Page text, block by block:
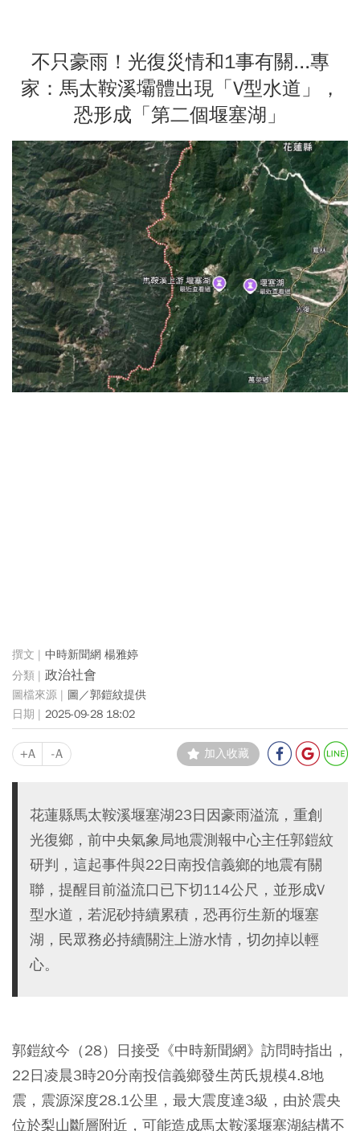
不只豪雨！光復災情和1事有關...專
家：馬太鞍溪壩體出現「V型水道」，
恐形成「第二個堰塞湖」
中時新聞網 楊雅婷
政治社會
圖／郭鎧紋提供
2025-09-28 18:02
+A -A 加入收藏
花蓮縣馬太鞍溪堰塞湖23日因豪雨溢流，重創
光復鄉，前中央氣象局地震測報中心主任郭鎧紋
研判，這起事件與22日南投信義鄉的地震有關
聯，提醒目前溢流口已下切114公尺，並形成V
型水道，若泥砂持續累積，恐再衍生新的堰塞
湖，民眾務必持續關注上游水情，切勿掉以輕
心。
郭鎧紋今（28）日接受《中時新聞網》訪問時指出，
22日凌晨3時20分南投信義鄉發生芮氏規模4.8地
震，震源深度28.1公里，最大震度達3級，由於震央
位於梨山斷層附近，可能造成馬太鞍溪堰塞湖結構不